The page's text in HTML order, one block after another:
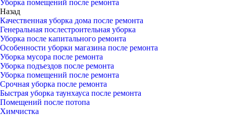
Уборка помещений после ремонта
Назад
Качественная уборка дома после ремонта
Генеральная послестроительная уборка
Уборка после капитального ремонта
Особенности уборки магазина после ремонта
Уборка мусора после ремонта
Уборка подъездов после ремонта
Уборка помещений после ремонта
Срочная уборка после ремонта
Быстрая уборка таунхауса после ремонта
Помещений после потопа
Химчистка